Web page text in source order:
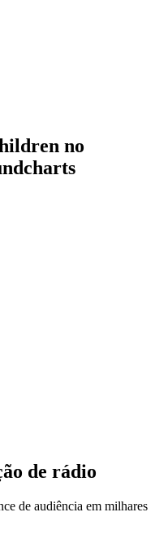
no
de rádio
de audiência em milhares